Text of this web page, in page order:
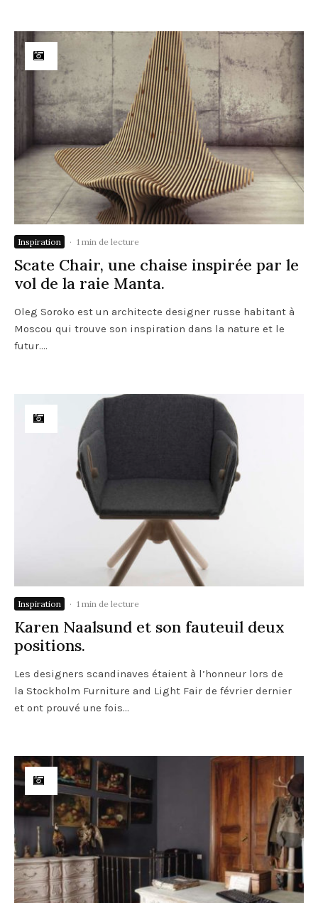
Inspiration · 1 min de lecture
Scate Chair, une chaise inspirée par le
vol de la raie Manta.
Oleg Soroko est un architecte designer russe habitant à
Moscou qui trouve son inspiration dans la nature et le
futur....
Inspiration · 1 min de lecture
Karen Naalsund et son fauteuil deux
positions.
Les designers scandinaves étaient à l’honneur lors de
la Stockholm Furniture and Light Fair de février dernier
et ont prouvé une fois...